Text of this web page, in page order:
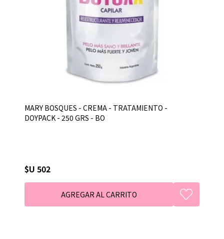
MARY BOSQUES - CREMA - TRATAMIENTO -
DOYPACK - 250 GRS - BO
$U 502